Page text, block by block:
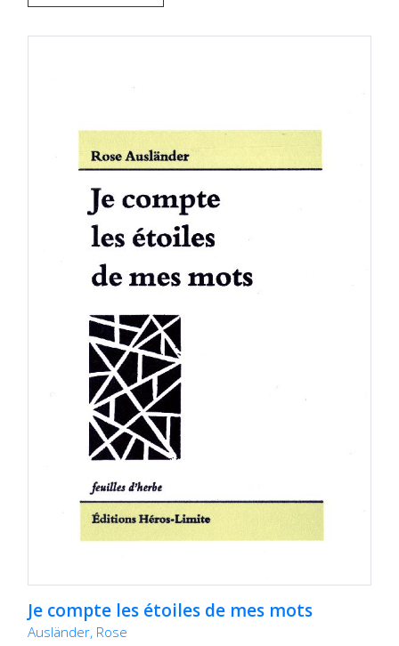
Je compte les étoiles de mes mots
Ausländer, Rose